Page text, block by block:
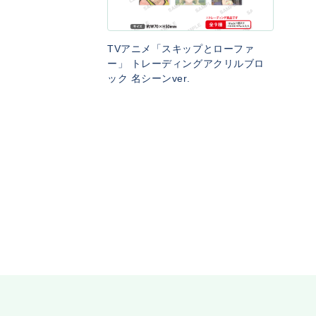
TVアニメ「スキップとローファ
ー」 トレーディングアクリルブロ
ック 名シーンver.